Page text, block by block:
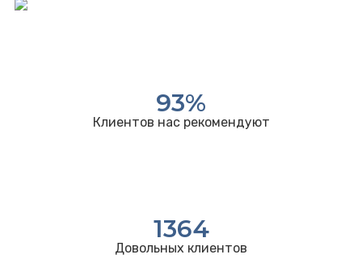
93%
Клиентов нас рекомендуют
1364
Довольных клиентов